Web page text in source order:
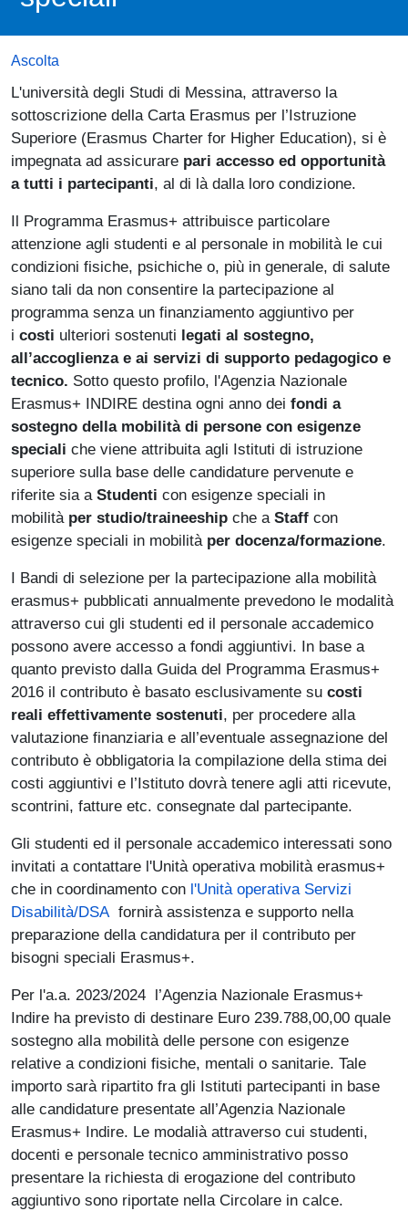
Ascolta
L'università degli Studi di Messina, attraverso la
sottoscrizione della Carta Erasmus per l’Istruzione
Superiore (Erasmus Charter for Higher Education), si è
impegnata ad assicurare pari accesso ed opportunità
a tutti i partecipanti, al di là dalla loro condizione.
Il Programma Erasmus+ attribuisce particolare
attenzione agli studenti e al personale in mobilità le cui
condizioni fisiche, psichiche o, più in generale, di salute
siano tali da non consentire la partecipazione al
programma senza un finanziamento aggiuntivo per
i costi ulteriori sostenuti legati al sostegno,
all’accoglienza e ai servizi di supporto pedagogico e
tecnico. Sotto questo profilo, l'Agenzia Nazionale
Erasmus+ INDIRE destina ogni anno dei fondi a
sostegno della mobilità di persone con esigenze
speciali che viene attribuita agli Istituti di istruzione
superiore sulla base delle candidature pervenute e
riferite sia a Studenti con esigenze speciali in
mobilità per studio/traineeship che a Staff con
esigenze speciali in mobilità per docenza/formazione.
I Bandi di selezione per la partecipazione alla mobilità
erasmus+ pubblicati annualmente prevedono le modalità
attraverso cui gli studenti ed il personale accademico
possono avere accesso a fondi aggiuntivi. In base a
quanto previsto dalla Guida del Programma Erasmus+
2016 il contributo è basato esclusivamente su costi
reali effettivamente sostenuti, per procedere alla
valutazione finanziaria e all’eventuale assegnazione del
contributo è obbligatoria la compilazione della stima dei
costi aggiuntivi e l’Istituto dovrà tenere agli atti ricevute,
scontrini, fatture etc. consegnate dal partecipante.
Gli studenti ed il personale accademico interessati sono
invitati a contattare l'Unità operativa mobilità erasmus+
che in coordinamento con l'Unità operativa Servizi
Disabilità/DSA fornirà assistenza e supporto nella
preparazione della candidatura per il contributo per
bisogni speciali Erasmus+.
Per l'a.a. 2023/2024 l’Agenzia Nazionale Erasmus+
Indire ha previsto di destinare Euro 239.788,00,00 quale
sostegno alla mobilità delle persone con esigenze
relative a condizioni fisiche, mentali o sanitarie. Tale
importo sarà ripartito fra gli Istituti partecipanti in base
alle candidature presentate all’Agenzia Nazionale
Erasmus+ Indire. Le modalià attraverso cui studenti,
docenti e personale tecnico amministrativo posso
presentare la richiesta di erogazione del contributo
aggiuntivo sono riportate nella Circolare in calce.